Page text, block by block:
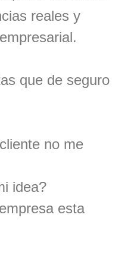
reales y
que de seguro
no me
idea?
esta